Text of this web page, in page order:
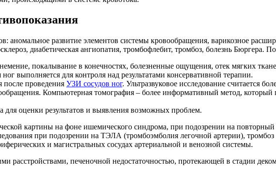
аномальное развитие элементов системы кровообращения, варикозное
диабетическая ангиопатия, тромбофлебит, тромбоз, болезнь Бюргера.
покалывание в конечностях, болезненные ощущения, отек мягких
выполняется для контроля над результатами консервативной терапии.
после проведения УЗИ сосудов ног. Ультразвуковое исследование считается
Компьютерная томография – более информативный метод, который
для оценки результатов и выявления возможных проблем.
картины на фоне ишемического синдрома, при подозрении на
при подозрении на ТЭЛА (тромбоэмболия легочной артерии),
и магистральных сосудах артериальной и венозной системы.
расстройствами, печеночной недостаточностью, протекающей в стадии